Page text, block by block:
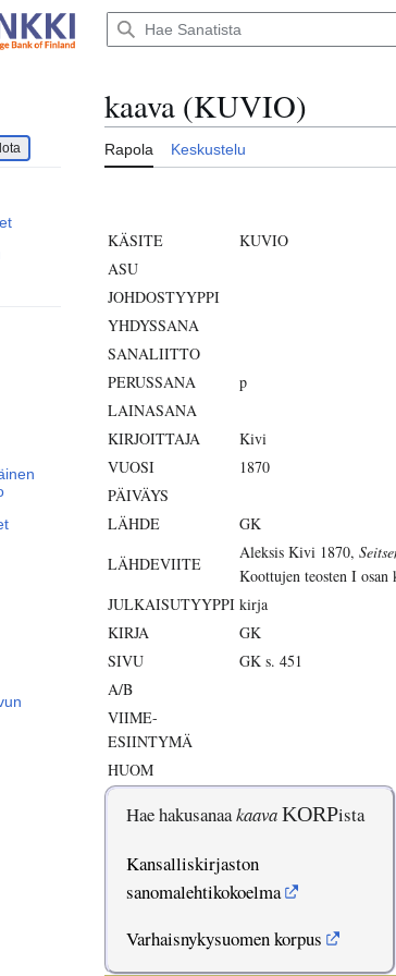
kaava (KUVIO)
Rapola Keskustelu
KÄSITE
KUVIO
ASU
JOHDOSTYYPPI
YHDYSSANA
SANALIITTO
PERUSSANA
p
LAINASANA
KIRJOITTAJA
Kivi
VUOSI
1870
PÄIVÄYS
LÄHDE
GK
LÄHDEVIITE
Aleksis Kivi 1870,
Koottujen teosten I osan
JULKAISUTYYPPI kirja
KIRJA
GK
SIVU
GK s. 451
A/B
VIIME-
ESIINTYMÄ
HUOM
Hae hakusanaakaavaKORPista
Kansalliskirjaston
sanomalehtikokoelma
Varhaisnykysuomen korpus